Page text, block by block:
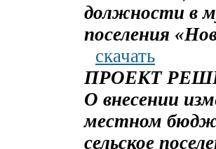
должности в
поселения
скачать
ПРОЕКТ
О внесении
местном
сельское